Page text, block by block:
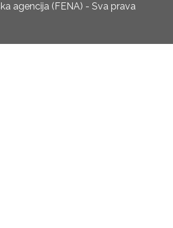
agencija (FENA) - Sva prava